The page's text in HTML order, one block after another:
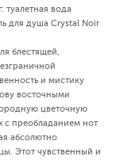
вода
для душа Crystal Noir
блестящей,
и мистику
восточными
цветочную
с преобладанием нот
абсолютно
Этот чувственный и